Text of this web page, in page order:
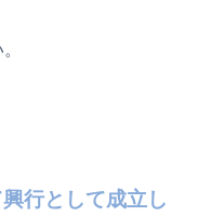
行として成立し